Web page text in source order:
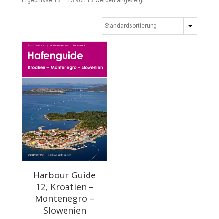
Harbour Guide
12, Kroatien –
Montenegro –
Slowenien